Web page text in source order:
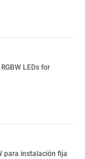
LEDs for
para instalación fija